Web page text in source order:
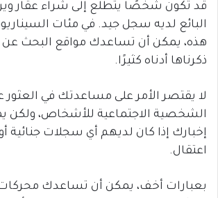
قد تكون شخصًا يتطلع إلى شراء عقار
البائع لديه سجل جيد. في مئات
هذه، يمكن أن تساعدك مواقع البحث
ذكرناها أدناه كثيرًا.
لا يقتصر الأمر على مساعدتك في العثور
الشخصية الاجتماعية للأشخاص، ولكن
إخبارك إذا كان لديهم أي سجلات جنائية
اعتقال.
بعبارات أخف، يمكن أن تساعدك